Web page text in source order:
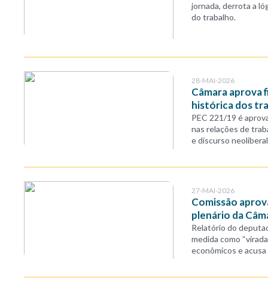
jornada, derrota a
do trabalho.
28-MAI-2026
Câmara aprova
histórica dos
PEC 221/19 é
nas relações de
e discurso
27-MAI-2026
Comissão
plenário da
Relatório do
medida como
econômicos e